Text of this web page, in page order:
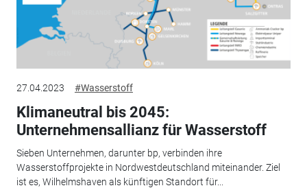
27.04.2023 #Wasserstoff
Klimaneutral bis 2045:
Unternehmensallianz für Wasserstoff
Sieben Unternehmen, darunter bp, verbinden ihre
Wasserstoffprojekte in Nordwestdeutschland miteinander. Ziel
ist es, Wilhelmshaven als künftigen Standort für...